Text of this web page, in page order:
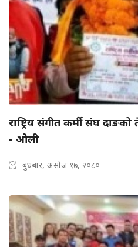
राष्ट्रिय संगीत कर्मी संघ
- ओली
बुधबार, असोज १७, २०८०